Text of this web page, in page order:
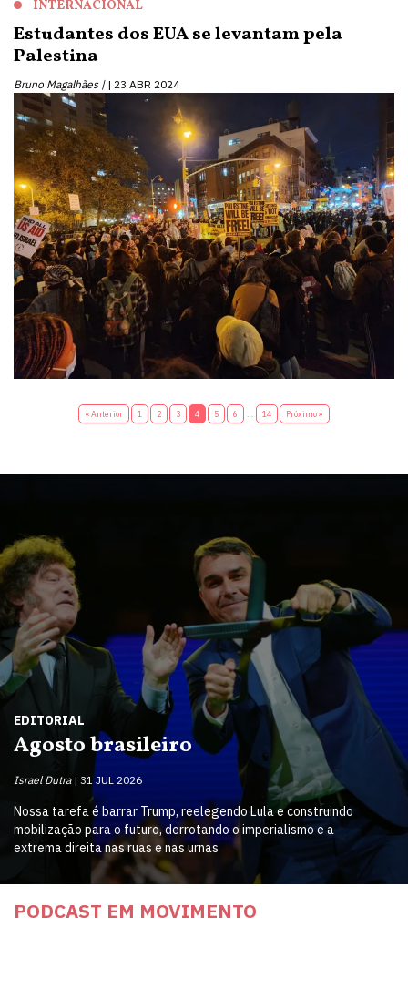
INTERNACIONAL
Estudantes dos EUA se levantam pela
Palestina
Bruno Magalhães | 23 ABR 2024
« Anterior 1 2 3 4 5 6 14 Próximo »
EDITORIAL
Agosto brasileiro
Israel Dutra 31 JUL 2026
Nossa tarefa é barrar Trump, reelegendo Lula e construindo
mobilização para o futuro, derrotando o imperialismo e a
extrema direita nas ruas e nas urnas
PODCAST EM MOVIMENTO